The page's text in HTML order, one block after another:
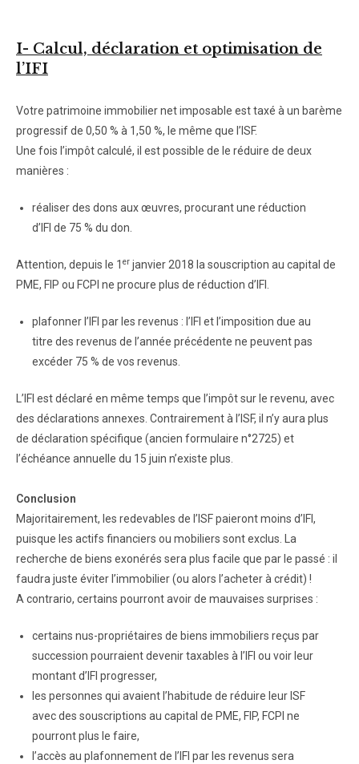
I- Calcul, déclaration et optimisation de
l’IFI
Votre patrimoine immobilier net imposable est taxé à un barème
progressif de 0,50 % à 1,50 %, le même que l’ISF.
Une fois l’impôt calculé, il est possible de le réduire de deux
manières :
réaliser des dons aux œuvres, procurant une réduction
d’IFI de 75 % du don.
Attention, depuis le 1 er janvier 2018 la souscription au capital de
PME, FIP ou FCPI ne procure plus de réduction d’IFI.
plafonner l’IFI par les revenus : l’IFI et l’imposition due au
titre des revenus de l’année précédente ne peuvent pas
excéder 75 % de vos revenus.
L’IFI est déclaré en même temps que l’impôt sur le revenu, avec
des déclarations annexes. Contrairement à l’ISF, il n’y aura plus
de déclaration spécifique (ancien formulaire n°2725) et
l’échéance annuelle du 15 juin n’existe plus.
Conclusion
Majoritairement, les redevables de l’ISF paieront moins d’IFI,
puisque les actifs financiers ou mobiliers sont exclus. La
recherche de biens exonérés sera plus facile que par le passé : il
faudra juste éviter l’immobilier (ou alors l’acheter à crédit) !
A contrario, certains pourront avoir de mauvaises surprises :
certains nus-propriétaires de biens immobiliers reçus par
succession pourraient devenir taxables à l’IFI ou voir leur
montant d’IFI progresser,
les personnes qui avaient l’habitude de réduire leur ISF
avec des souscriptions au capital de PME, FIP, FCPI ne
pourront plus le faire,
l’accès au plafonnement de l’IFI par les revenus sera